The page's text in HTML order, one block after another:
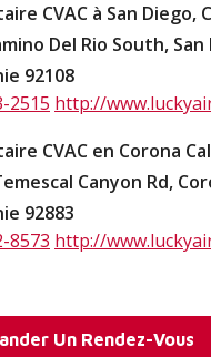
CVAC à San Diego,
Del Rio South, San
92108
2515 http://
CVAC en Corona
Canyon Rd,
92883
8573 http://
Un Rendez-Vous